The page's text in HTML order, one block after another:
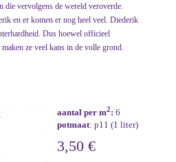
die vervolgens de wereld veroverde.
en er komen er nog heel veel. Diederik
Dus hoewel officieel
ze veel kans in de volle grond.
aantal per m2: 6
potmaat: p11 (1 liter)
3,50 €